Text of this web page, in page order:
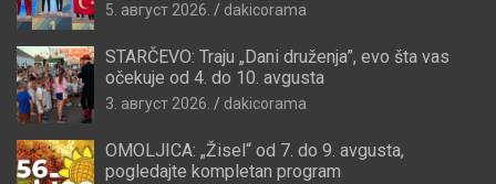
5. август 2026. dakicorama
STARČEVO: Traju „Dani druženja”, evo šta vas
očekuje od 4. do 10. avgusta
3. август 2026. dakicorama
OMOLJICA: „Žisel“ od 7. do 9. avgusta,
pogledajte kompletan program